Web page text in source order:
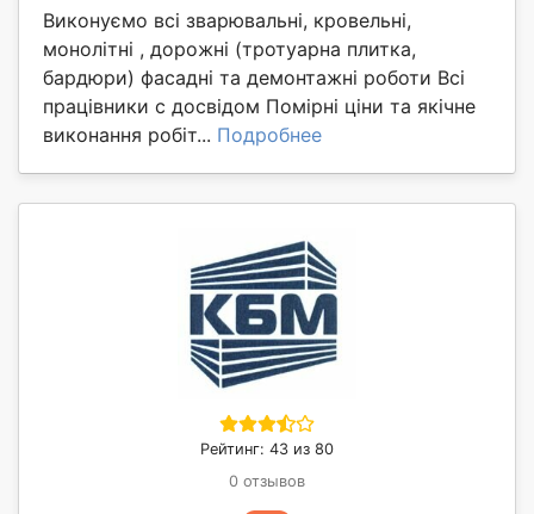
Виконуємо всі зварювальні, кровельні,
монолітні , дорожні (тротуарна плитка,
бардюри) фасадні та демонтажні роботи Всі
працівники с досвідом Помірні ціни та якічне
виконання робіт... Подробнее
Рейтинг: 43 из 80
0 отзывов